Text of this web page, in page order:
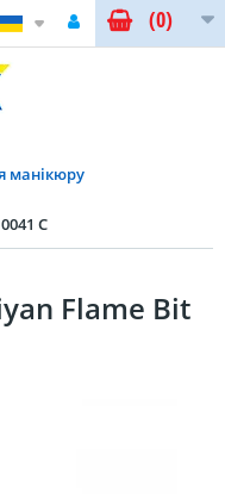
(0)
манікюру
C
Flame Bit